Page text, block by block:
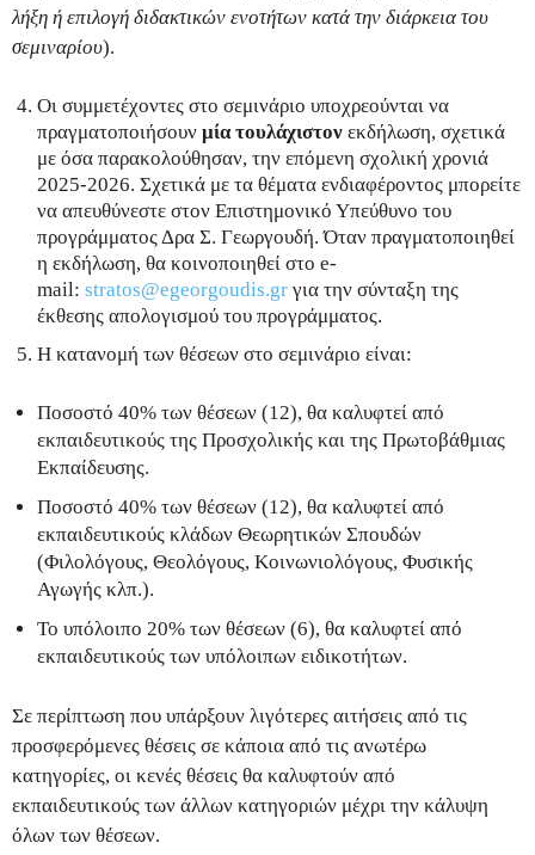
λήξη ή επιλογή διδακτικών ενοτήτων κατά την διάρκεια του
σεμιναρίου).
Οι συμμετέχοντες στο σεμινάριο υποχρεούνται να
πραγματοποιήσουν μία τουλάχιστον εκδήλωση, σχετικά
με όσα παρακολούθησαν, την επόμενη σχολική χρονιά
2025-2026. Σχετικά με τα θέματα ενδιαφέροντος μπορείτε
να απευθύνεστε στον Επιστημονικό Υπεύθυνο του
προγράμματος Δρα Σ. Γεωργουδή. Όταν πραγματοποιηθεί
η εκδήλωση, θα κοινοποιηθεί στο e-
mail: stratos@egeorgoudis.gr για την σύνταξη της
έκθεσης απολογισμού του προγράμματος.
Η κατανομή των θέσεων στο σεμινάριο είναι:
Ποσοστό 40% των θέσεων (12), θα καλυφτεί από
εκπαιδευτικούς της Προσχολικής και της Πρωτοβάθμιας
Εκπαίδευσης.
Ποσοστό 40% των θέσεων (12), θα καλυφτεί από
εκπαιδευτικούς κλάδων Θεωρητικών Σπουδών
(Φιλολόγους, Θεολόγους, Κοινωνιολόγους, Φυσικής
Αγωγής κλπ.).
Το υπόλοιπο 20% των θέσεων (6), θα καλυφτεί από
εκπαιδευτικούς των υπόλοιπων ειδικοτήτων.
Σε περίπτωση που υπάρξουν λιγότερες αιτήσεις από τις
προσφερόμενες θέσεις σε κάποια από τις ανωτέρω
κατηγορίες, οι κενές θέσεις θα καλυφτούν από
εκπαιδευτικούς των άλλων κατηγοριών μέχρι την κάλυψη
όλων των θέσεων.